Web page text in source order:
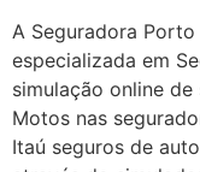
A Seguradora
especializada em
simulação online
Motos nas
Itaú seguros de